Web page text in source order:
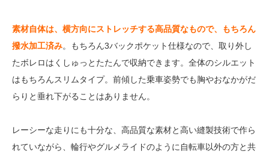
素材自体は、横方向にストレッチする高品質なもので、もちろん
撥水加工済み。もちろん3バックポケット仕様なので、取り外し
たボレロはくしゅっとたたんで収納できます。全体のシルエット
はもちろんスリムタイプ。前傾した乗車姿勢でも胸やおなかがだ
らりと垂れ下がることはありません。
レーシーな走りにも十分な、高品質な素材と高い縫製技術で作ら
れていながら、輪行やグルメライドのように自転車以外の方と共